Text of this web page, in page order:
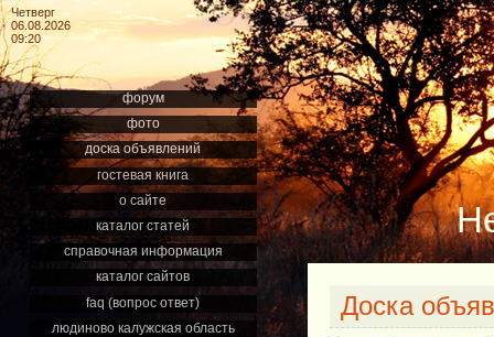
Четверг
06.08.2026
09:20
форум
фото
доска объявлений
гостевая книга
о сайте
каталог статей
справочная информация
каталог сайтов
faq (вопрос ответ)
людиново калужская область
Доска